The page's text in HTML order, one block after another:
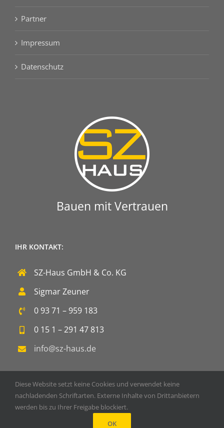
Partner
Impressum
Datenschutz
Bauen mit Vertrauen
IHR KONTAKT:
SZ-Haus GmbH & Co. KG
Sigmar Zeuner
0 93 71 – 959 183
0 15 1 – 291 47 813
info@sz-haus.de
Copyright 2020 SZ-Haus GmbH & Co. KG | Powered by
Diese Website setzt keine Cookies und verwendet keine
nachladenden Schriftarten. Externe Inhalte von Drittanbietern
werden bis zu Ihrer Freigabe blockiert.
OK